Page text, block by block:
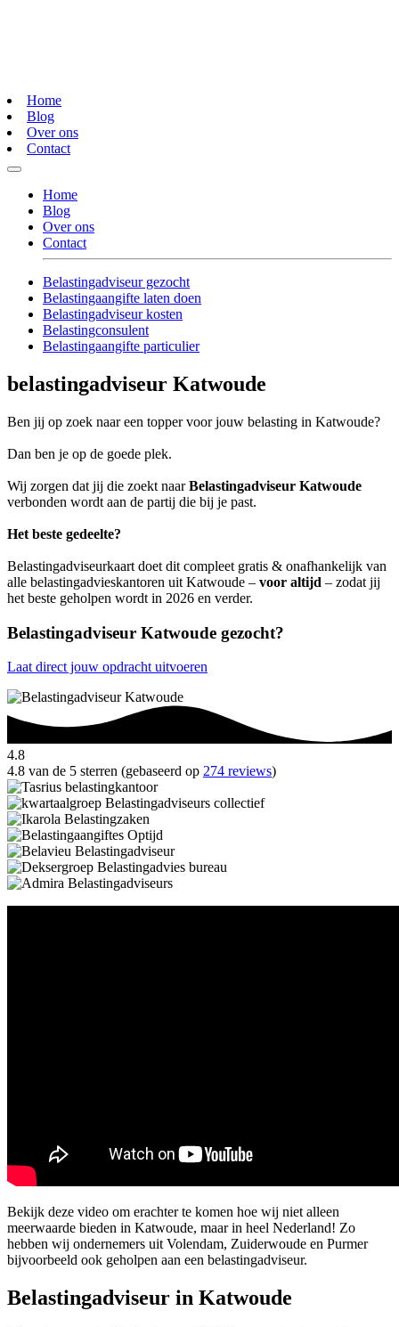
Home
Blog
Over ons
Contact
Home
Blog
Over ons
Contact
Belastingadviseur gezocht
Belastingaangifte laten doen
Belastingadviseur kosten
Belastingconsulent
Belastingaangifte particulier
belastingadviseur Katwoude
Ben jij op zoek naar een topper voor jouw belasting in Katwoude?
Dan ben je op de goede plek.
Wij zorgen dat jij die zoekt naarBelastingadviseur Katwoude
verbonden wordt aan de partij die bij je past.
Het beste gedeelte?
Belastingadviseurkaart doet dit compleet gratis & onafhankelijk van
alle belastingadvieskantoren uit Katwoude – voor altijd – zodat jij
het beste geholpen wordt in 2026 en verder.
Belastingadviseur Katwoude gezocht?
Laat direct jouw opdracht uitvoeren
4.8
4.8 van de 5 sterren (gebaseerd op 274 reviews)
Bekijk deze video om erachter te komen hoe wij niet alleen
meerwaarde bieden in Katwoude, maar in heel Nederland! Zo
hebben wij ondernemers uit Volendam, Zuiderwoude en Purmer
bijvoorbeeld ook geholpen aan een belastingadviseur.
Belastingadviseur in Katwoude